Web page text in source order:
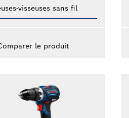
visseuses sans fil
le produit